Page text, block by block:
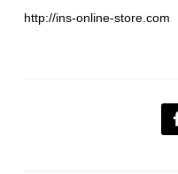
http://ins-online-store.com